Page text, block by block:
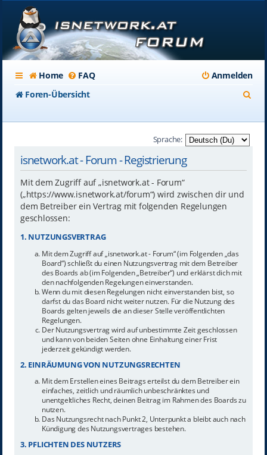
Home FAQ
Anmelden
Foren-Übersicht
Sprache:
isnetwork.at - Forum - Registrierung
Mit dem Zugriff auf „isnetwork.at - Forum“
(„https://www.isnetwork.at/forum“) wird zwischen dir und
dem Betreiber ein Vertrag mit folgenden Regelungen
geschlossen:
1. NUTZUNGSVERTRAG
Mit dem Zugriff auf „isnetwork.at - Forum“ (im Folgenden „das
Board“) schließt du einen Nutzungsvertrag mit dem Betreiber
des Boards ab (im Folgenden „Betreiber“) und erklärst dich mit
den nachfolgenden Regelungen einverstanden.
Wenn du mit diesen Regelungen nicht einverstanden bist, so
darfst du das Board nicht weiter nutzen. Für die Nutzung des
Boards gelten jeweils die an dieser Stelle veröffentlichten
Regelungen.
Der Nutzungsvertrag wird auf unbestimmte Zeit geschlossen
und kann von beiden Seiten ohne Einhaltung einer Frist
jederzeit gekündigt werden.
2. EINRÄUMUNG VON NUTZUNGSRECHTEN
Mit dem Erstellen eines Beitrags erteilst du dem Betreiber ein
einfaches, zeitlich und räumlich unbeschränktes und
unentgeltliches Recht, deinen Beitrag im Rahmen des Boards zu
nutzen.
Das Nutzungsrecht nach Punkt 2, Unterpunkt a bleibt auch nach
Kündigung des Nutzungsvertrages bestehen.
3. PFLICHTEN DES NUTZERS